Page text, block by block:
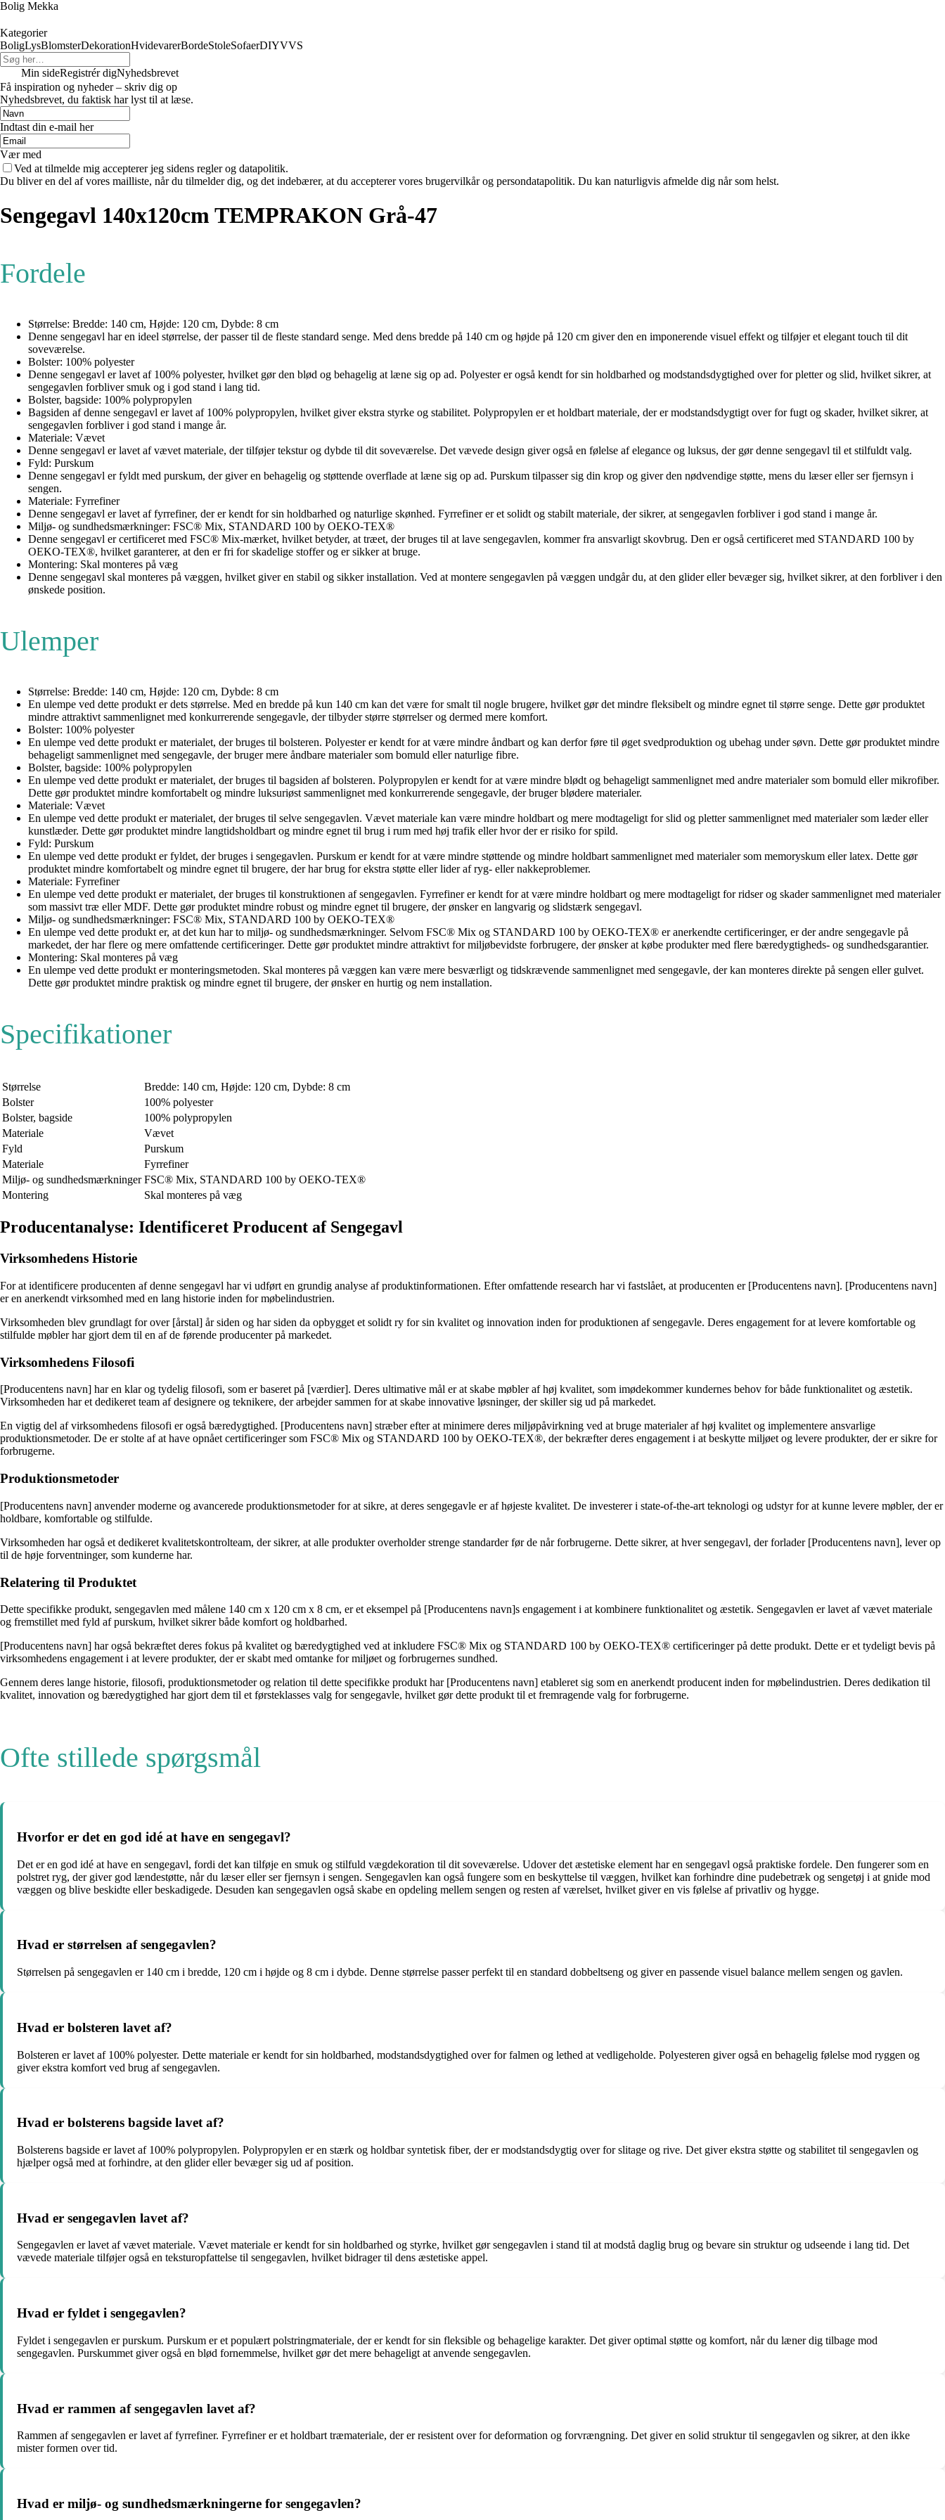
Bolig Mekka
Kategorier
BoligLysBlomsterDekorationHvidevarerBordeStoleSofaerDIYVVS
Min sideRegistrér digNyhedsbrevet
Få inspiration og nyheder – skriv dig op
Nyhedsbrevet, du faktisk har lyst til at læse.
Indtast din e-mail her
Vær med
Ved at tilmelde mig accepterer jeg sidens regler og datapolitik.
Du bliver en del af vores mailliste, når du tilmelder dig, og det indebærer, at du accepterer vores brugervilkår og persondatapolitik. Du kan naturligvis afmelde dig når som helst.
Sengegavl 140x120cm TEMPRAKON Grå-47
Fordele
Størrelse: Bredde: 140 cm, Højde: 120 cm, Dybde: 8 cm
Denne sengegavl har en ideel størrelse, der passer til de fleste standard senge. Med dens bredde på 140 cm og højde på 120 cm giver den en imponerende visuel effekt og tilføjer et elegant touch til dit
soveværelse.
Bolster: 100% polyester
Denne sengegavl er lavet af 100% polyester, hvilket gør den blød og behagelig at læne sig op ad. Polyester er også kendt for sin holdbarhed og modstandsdygtighed over for pletter og slid, hvilket sikrer, at
sengegavlen forbliver smuk og i god stand i lang tid.
Bolster, bagside: 100% polypropylen
Bagsiden af denne sengegavl er lavet af 100% polypropylen, hvilket giver ekstra styrke og stabilitet. Polypropylen er et holdbart materiale, der er modstandsdygtigt over for fugt og skader, hvilket sikrer, at
sengegavlen forbliver i god stand i mange år.
Materiale: Vævet
Denne sengegavl er lavet af vævet materiale, der tilføjer tekstur og dybde til dit soveværelse. Det vævede design giver også en følelse af elegance og luksus, der gør denne sengegavl til et stilfuldt valg.
Fyld: Purskum
Denne sengegavl er fyldt med purskum, der giver en behagelig og støttende overflade at læne sig op ad. Purskum tilpasser sig din krop og giver den nødvendige støtte, mens du læser eller ser fjernsyn i
sengen.
Materiale: Fyrrefiner
Denne sengegavl er lavet af fyrrefiner, der er kendt for sin holdbarhed og naturlige skønhed. Fyrrefiner er et solidt og stabilt materiale, der sikrer, at sengegavlen forbliver i god stand i mange år.
Miljø- og sundhedsmærkninger: FSC® Mix, STANDARD 100 by OEKO-TEX®
Denne sengegavl er certificeret med FSC® Mix-mærket, hvilket betyder, at træet, der bruges til at lave sengegavlen, kommer fra ansvarligt skovbrug. Den er også certificeret med STANDARD 100 by
OEKO-TEX®, hvilket garanterer, at den er fri for skadelige stoffer og er sikker at bruge.
Montering: Skal monteres på væg
Denne sengegavl skal monteres på væggen, hvilket giver en stabil og sikker installation. Ved at montere sengegavlen på væggen undgår du, at den glider eller bevæger sig, hvilket sikrer, at den forbliver i den
ønskede position.
Ulemper
Størrelse: Bredde: 140 cm, Højde: 120 cm, Dybde: 8 cm
En ulempe ved dette produkt er dets størrelse. Med en bredde på kun 140 cm kan det være for smalt til nogle brugere, hvilket gør det mindre fleksibelt og mindre egnet til større senge. Dette gør produktet
mindre attraktivt sammenlignet med konkurrerende sengegavle, der tilbyder større størrelser og dermed mere komfort.
Bolster: 100% polyester
En ulempe ved dette produkt er materialet, der bruges til bolsteren. Polyester er kendt for at være mindre åndbart og kan derfor føre til øget svedproduktion og ubehag under søvn. Dette gør produktet mindre
behageligt sammenlignet med sengegavle, der bruger mere åndbare materialer som bomuld eller naturlige fibre.
Bolster, bagside: 100% polypropylen
En ulempe ved dette produkt er materialet, der bruges til bagsiden af bolsteren. Polypropylen er kendt for at være mindre blødt og behageligt sammenlignet med andre materialer som bomuld eller mikrofiber.
Dette gør produktet mindre komfortabelt og mindre luksuriøst sammenlignet med konkurrerende sengegavle, der bruger blødere materialer.
Materiale: Vævet
En ulempe ved dette produkt er materialet, der bruges til selve sengegavlen. Vævet materiale kan være mindre holdbart og mere modtageligt for slid og pletter sammenlignet med materialer som læder eller
kunstlæder. Dette gør produktet mindre langtidsholdbart og mindre egnet til brug i rum med høj trafik eller hvor der er risiko for spild.
Fyld: Purskum
En ulempe ved dette produkt er fyldet, der bruges i sengegavlen. Purskum er kendt for at være mindre støttende og mindre holdbart sammenlignet med materialer som memoryskum eller latex. Dette gør
produktet mindre komfortabelt og mindre egnet til brugere, der har brug for ekstra støtte eller lider af ryg- eller nakkeproblemer.
Materiale: Fyrrefiner
En ulempe ved dette produkt er materialet, der bruges til konstruktionen af sengegavlen. Fyrrefiner er kendt for at være mindre holdbart og mere modtageligt for ridser og skader sammenlignet med materialer
som massivt træ eller MDF. Dette gør produktet mindre robust og mindre egnet til brugere, der ønsker en langvarig og slidstærk sengegavl.
Miljø- og sundhedsmærkninger: FSC® Mix, STANDARD 100 by OEKO-TEX®
En ulempe ved dette produkt er, at det kun har to miljø- og sundhedsmærkninger. Selvom FSC® Mix og STANDARD 100 by OEKO-TEX® er anerkendte certificeringer, er der andre sengegavle på
markedet, der har flere og mere omfattende certificeringer. Dette gør produktet mindre attraktivt for miljøbevidste forbrugere, der ønsker at købe produkter med flere bæredygtigheds- og sundhedsgarantier.
Montering: Skal monteres på væg
En ulempe ved dette produkt er monteringsmetoden. Skal monteres på væggen kan være mere besværligt og tidskrævende sammenlignet med sengegavle, der kan monteres direkte på sengen eller gulvet.
Dette gør produktet mindre praktisk og mindre egnet til brugere, der ønsker en hurtig og nem installation.
Specifikationer
Størrelse
Bredde: 140 cm, Højde: 120 cm, Dybde: 8 cm
Bolster
100% polyester
Bolster, bagside
100% polypropylen
Materiale
Vævet
Fyld
Purskum
Materiale
Fyrrefiner
Miljø- og sundhedsmærkninger FSC® Mix, STANDARD 100 by OEKO-TEX®
Montering
Skal monteres på væg
Producentanalyse: Identificeret Producent af Sengegavl
Virksomhedens Historie
For at identificere producenten af denne sengegavl har vi udført en grundig analyse af produktinformationen. Efter omfattende research har vi fastslået, at producenten er [Producentens navn]. [Producentens navn]
er en anerkendt virksomhed med en lang historie inden for møbelindustrien.
Virksomheden blev grundlagt for over [årstal] år siden og har siden da opbygget et solidt ry for sin kvalitet og innovation inden for produktionen af sengegavle. Deres engagement for at levere komfortable og
stilfulde møbler har gjort dem til en af de førende producenter på markedet.
Virksomhedens Filosofi
[Producentens navn] har en klar og tydelig filosofi, som er baseret på [værdier]. Deres ultimative mål er at skabe møbler af høj kvalitet, som imødekommer kundernes behov for både funktionalitet og æstetik.
Virksomheden har et dedikeret team af designere og teknikere, der arbejder sammen for at skabe innovative løsninger, der skiller sig ud på markedet.
En vigtig del af virksomhedens filosofi er også bæredygtighed. [Producentens navn] stræber efter at minimere deres miljøpåvirkning ved at bruge materialer af høj kvalitet og implementere ansvarlige
produktionsmetoder. De er stolte af at have opnået certificeringer som FSC® Mix og STANDARD 100 by OEKO-TEX®, der bekræfter deres engagement i at beskytte miljøet og levere produkter, der er sikre for
forbrugerne.
Produktionsmetoder
[Producentens navn] anvender moderne og avancerede produktionsmetoder for at sikre, at deres sengegavle er af højeste kvalitet. De investerer i state-of-the-art teknologi og udstyr for at kunne levere møbler, der er
holdbare, komfortable og stilfulde.
Virksomheden har også et dedikeret kvalitetskontrolteam, der sikrer, at alle produkter overholder strenge standarder før de når forbrugerne. Dette sikrer, at hver sengegavl, der forlader [Producentens navn], lever op
til de høje forventninger, som kunderne har.
Relatering til Produktet
Dette specifikke produkt, sengegavlen med målene 140 cm x 120 cm x 8 cm, er et eksempel på [Producentens navn]s engagement i at kombinere funktionalitet og æstetik. Sengegavlen er lavet af vævet materiale
og fremstillet med fyld af purskum, hvilket sikrer både komfort og holdbarhed.
[Producentens navn] har også bekræftet deres fokus på kvalitet og bæredygtighed ved at inkludere FSC® Mix og STANDARD 100 by OEKO-TEX® certificeringer på dette produkt. Dette er et tydeligt bevis på
virksomhedens engagement i at levere produkter, der er skabt med omtanke for miljøet og forbrugernes sundhed.
Gennem deres lange historie, filosofi, produktionsmetoder og relation til dette specifikke produkt har [Producentens navn] etableret sig som en anerkendt producent inden for møbelindustrien. Deres dedikation til
kvalitet, innovation og bæredygtighed har gjort dem til et førsteklasses valg for sengegavle, hvilket gør dette produkt til et fremragende valg for forbrugerne.
Ofte stillede spørgsmål
Hvorfor er det en god idé at have en sengegavl?
Det er en god idé at have en sengegavl, fordi det kan tilføje en smuk og stilfuld vægdekoration til dit soveværelse. Udover det æstetiske element har en sengegavl også praktiske fordele. Den fungerer som en
polstret ryg, der giver god lændestøtte, når du læser eller ser fjernsyn i sengen. Sengegavlen kan også fungere som en beskyttelse til væggen, hvilket kan forhindre dine pudebetræk og sengetøj i at gnide mod
væggen og blive beskidte eller beskadigede. Desuden kan sengegavlen også skabe en opdeling mellem sengen og resten af ​​værelset, hvilket giver en vis følelse af privatliv og hygge.
Hvad er størrelsen af sengegavlen?
Størrelsen på sengegavlen er 140 cm i bredde, 120 cm i højde og 8 cm i dybde. Denne størrelse passer perfekt til en standard dobbeltseng og giver en passende visuel balance mellem sengen og gavlen.
Hvad er bolsteren lavet af?
Bolsteren er lavet af 100% polyester. Dette materiale er kendt for sin holdbarhed, modstandsdygtighed over for falmen og lethed at vedligeholde. Polyesteren giver også en behagelig følelse mod ryggen og
giver ekstra komfort ved brug af sengegavlen.
Hvad er bolsterens bagside lavet af?
Bolsterens bagside er lavet af 100% polypropylen. Polypropylen er en stærk og holdbar syntetisk fiber, der er modstandsdygtig over for slitage og rive. Det giver ekstra støtte og stabilitet til sengegavlen og
hjælper også med at forhindre, at den glider eller bevæger sig ud af position.
Hvad er sengegavlen lavet af?
Sengegavlen er lavet af vævet materiale. Vævet materiale er kendt for sin holdbarhed og styrke, hvilket gør sengegavlen i stand til at modstå daglig brug og bevare sin struktur og udseende i lang tid. Det
vævede materiale tilføjer også en teksturopfattelse til sengegavlen, hvilket bidrager til dens æstetiske appel.
Hvad er fyldet i sengegavlen?
Fyldet i sengegavlen er purskum. Purskum er et populært polstringmateriale, der er kendt for sin fleksible og behagelige karakter. Det giver optimal støtte og komfort, når du læner dig tilbage mod
sengegavlen. Purskummet giver også en blød fornemmelse, hvilket gør det mere behageligt at anvende sengegavlen.
Hvad er rammen af sengegavlen lavet af?
Rammen af sengegavlen er lavet af fyrrefiner. Fyrrefiner er et holdbart træmateriale, der er resistent over for deformation og forvrængning. Det giver en solid struktur til sengegavlen og sikrer, at den ikke
mister formen over tid.
Hvad er miljø- og sundhedsmærkningerne for sengegavlen?